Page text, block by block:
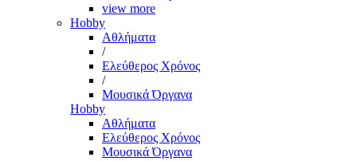
view more
Hobby
Αθλήματα
/
Ελεύθερος Χρόνος
/
Μουσικά Όργανα
Hobby
Αθλήματα
Ελεύθερος Χρόνος
Μουσικά Όργανα